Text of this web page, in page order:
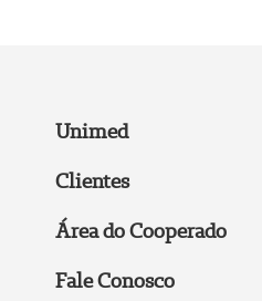
Unimed
Clientes
Área do Cooperado
Fale Conosco